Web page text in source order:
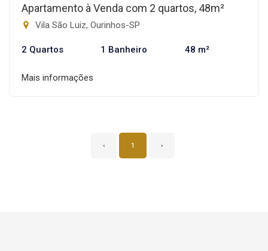
Apartamento à Venda com 2 quartos, 48m²
Vila São Luiz, Ourinhos-SP
2 Quartos 1 Banheiro 48 m²
Mais informações
‹ 1 ›